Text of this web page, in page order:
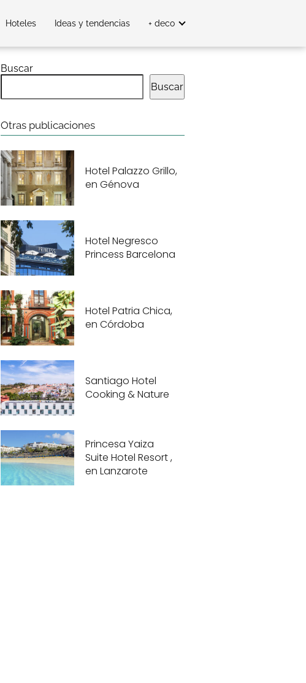
Hoteles Ideas y tendencias + deco
Buscar
Buscar
Otras publicaciones
Hotel Palazzo Grillo,
en Génova
Hotel Negresco
Princess Barcelona
Hotel Patria Chica,
en Córdoba
Santiago Hotel
Cooking & Nature
Princesa Yaiza
Suite Hotel Resort ,
en Lanzarote